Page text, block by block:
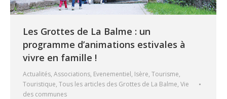
Les Grottes de La Balme : un
programme d’animations estivales à
vivre en famille !
Actualités, Associations, Evenementiel, Isère, Tourisme,
Touristique, Tous les articles des Grottes de La Balme, Vie
des communes